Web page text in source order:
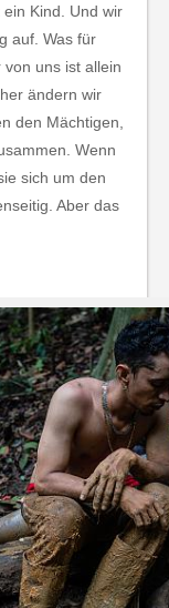
Kind. Und wir
auf. Was für
von uns ist allein
ändern wir
den Mächtigen,
Wenn
sich um den
Aber das